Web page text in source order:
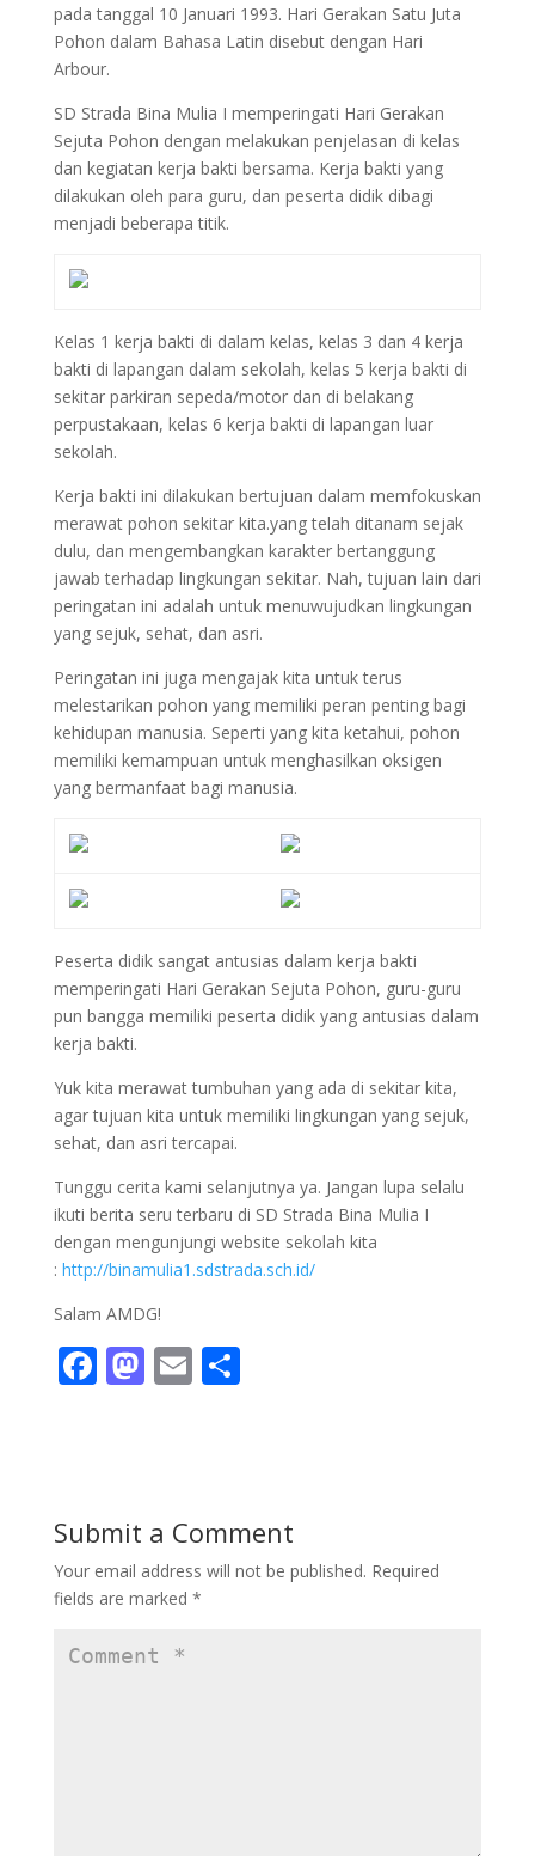
pada tanggal 10 Januari 1993. Hari Gerakan Satu Juta
Pohon dalam Bahasa Latin disebut dengan Hari
Arbour.
SD Strada Bina Mulia I memperingati Hari Gerakan
Sejuta Pohon dengan melakukan penjelasan di kelas
dan kegiatan kerja bakti bersama. Kerja bakti yang
dilakukan oleh para guru, dan peserta didik dibagi
menjadi beberapa titik.
Kelas 1 kerja bakti di dalam kelas, kelas 3 dan 4 kerja
bakti di lapangan dalam sekolah, kelas 5 kerja bakti di
sekitar parkiran sepeda/motor dan di belakang
perpustakaan, kelas 6 kerja bakti di lapangan luar
sekolah.
Kerja bakti ini dilakukan bertujuan dalam memfokuskan
merawat pohon sekitar kita.yang telah ditanam sejak
dulu, dan mengembangkan karakter bertanggung
jawab terhadap lingkungan sekitar. Nah, tujuan lain dari
peringatan ini adalah untuk menuwujudkan lingkungan
yang sejuk, sehat, dan asri.
Peringatan ini juga mengajak kita untuk terus
melestarikan pohon yang memiliki peran penting bagi
kehidupan manusia. Seperti yang kita ketahui, pohon
memiliki kemampuan untuk menghasilkan oksigen
yang bermanfaat bagi manusia.
Peserta didik sangat antusias dalam kerja bakti
memperingati Hari Gerakan Sejuta Pohon, guru-guru
pun bangga memiliki peserta didik yang antusias dalam
kerja bakti.
Yuk kita merawat tumbuhan yang ada di sekitar kita,
agar tujuan kita untuk memiliki lingkungan yang sejuk,
sehat, dan asri tercapai.
Tunggu cerita kami selanjutnya ya. Jangan lupa selalu
ikuti berita seru terbaru di SD Strada Bina Mulia I
dengan mengunjungi website sekolah kita
: http://binamulia1.sdstrada.sch.id/
Salam AMDG!
F
o
o
k
M
o
n
E S
Submit a Comment
Your email address will not be published. Required
fields are marked *